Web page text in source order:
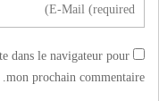
dans le navigateur pour
mon prochain commentaire.